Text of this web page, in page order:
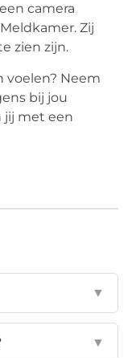
camera
Zij
zien zijn.
voelen? Neem
bij jou
jij met een
▼
▼